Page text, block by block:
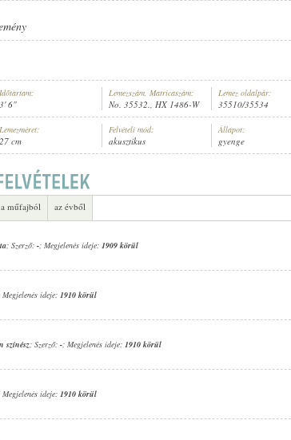
LÁSZLÓ ,ADORJÁN LÁSZLÓNÉ
Időtartam:
3' 6"
Lemezszám, Matricaszám:
No. 35532., HX 1486-W
Lemez oldalpár:
35510/35534
Lemezméret:
27 cm
Felvételi mód:
akusztikus
Állapot:
gyenge
a műfajból az évből
; Szerző: -; Megjelenés ideje: 1909 körül
Megjelenés ideje: 1910 körül
színész; Szerző: -; Megjelenés ideje: 1910 körül
Megjelenés ideje: 1910 körül